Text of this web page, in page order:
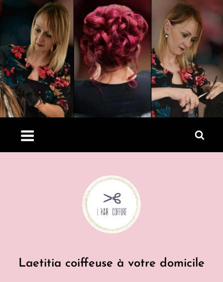
Laetitia coiffeuse à votre domicile